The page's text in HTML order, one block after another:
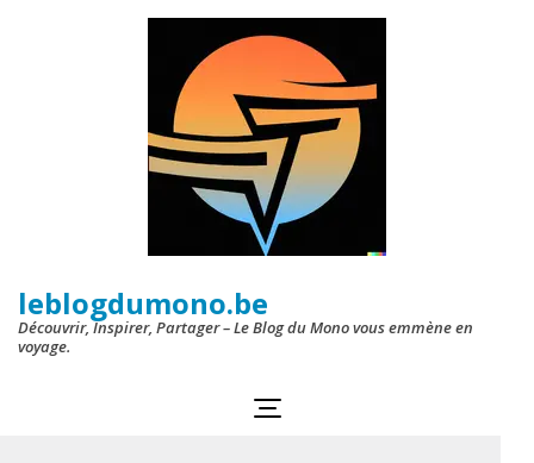
leblogdumono.be
Découvrir, Inspirer, Partager – Le Blog du Mono vous emmène en
voyage.